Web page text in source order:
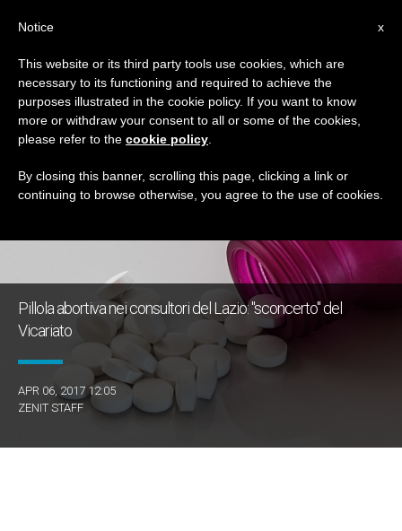
TAG
Posts Tagged ‘ru-486’
ULTIME NOTIZIE
Pillola abortiva nei consultori del Lazio: "sconcerto" del
Vicariato
APR 06, 2017 12:05
ZENIT STAFF
x
Notice
This website or its third party tools use cookies, which are
necessary to its functioning and required to achieve the
purposes illustrated in the cookie policy. If you want to know
more or withdraw your consent to all or some of the cookies,
please refer to the cookie policy
By closing this banner, scrolling this page, clicking a link or
continuing to browse otherwise, you agree to the use of cookies.